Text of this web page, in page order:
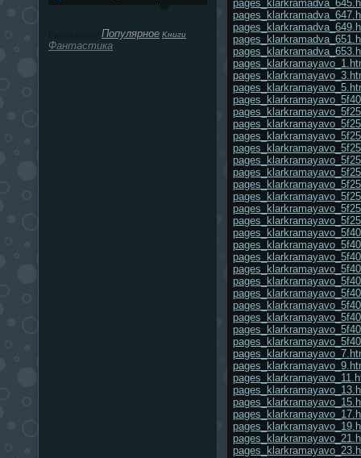
Популярное Κниги
Фантастика